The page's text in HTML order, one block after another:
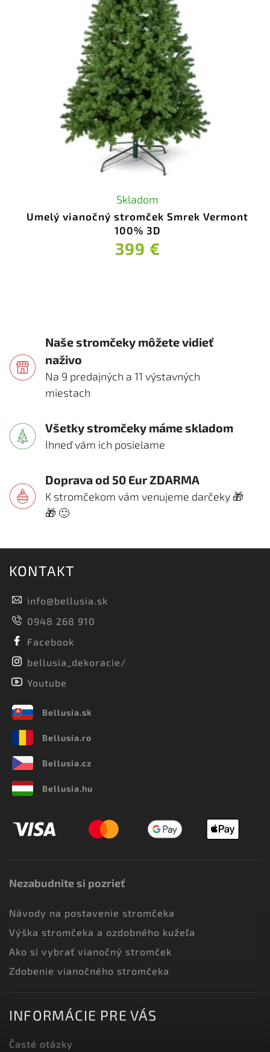
Umelý vianočný stromček Smrek Vermont
100% 3D
Skladom
399 €
Naše stromčeky môžete vidieť
naživo
Na 9 predajných a 11 výstavných
miestach
Všetky stromčeky máme skladom
Ihneď vám ich posielame
Doprava od 50 Eur ZDARMA
K stromčekom vám venujeme darčeky 🎁
🎁 🙂
KONTAKT
info@bellusia.sk
0948 268 910
Facebook
bellusia_dekoracie/
Youtube
Bellusia.sk
Bellusia.ro
Bellusia.cz
Bellusia.hu
Nezabudnite si pozrieť
Návody na postavenie stromčeka
Výška stromčeka a ozdobného kužeľa
Ako si vybrať vianočný stromček
Zdobenie vianočného stromčeka
INFORMÁCIE PRE VÁS
Časté otázky